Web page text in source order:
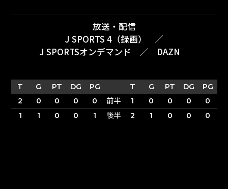
放送・配信
J SPORTS 4（録画）
／
J SPORTSオンデマンド
／ DAZN
T G PT DG PG T G PT DG
PG
2
0 0 0 0 前半 1 0 0 0
0
1
1 0 0 1 後半 2 1 0 0 0